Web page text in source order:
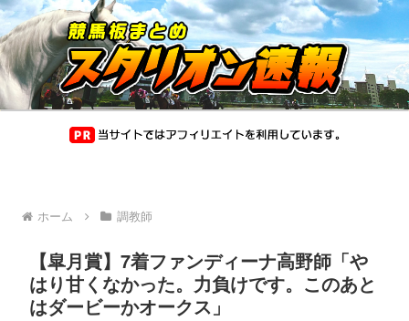
ホーム 調教師
【皐月賞】7着ファンディーナ高野師「や
はり甘くなかった。力負けです。このあと
はダービーかオークス」